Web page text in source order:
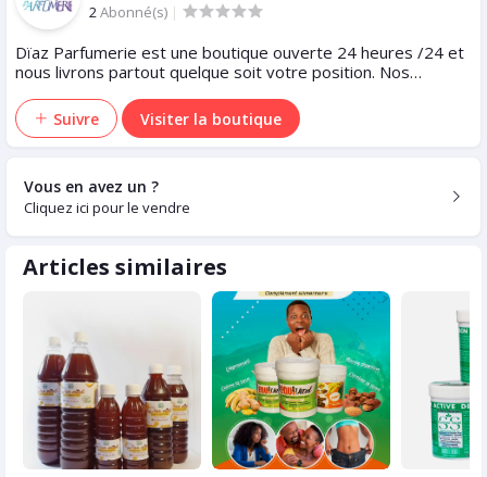
2Abonné(s) |
Dïaz Parfumerie est une boutique ouverte 24 heures /24 et
nous livrons partout quelque soit votre position. Nos
Suivre Visiter la boutique
Vous en avez un ?
Cliquez ici pour le vendre
Articles similaires